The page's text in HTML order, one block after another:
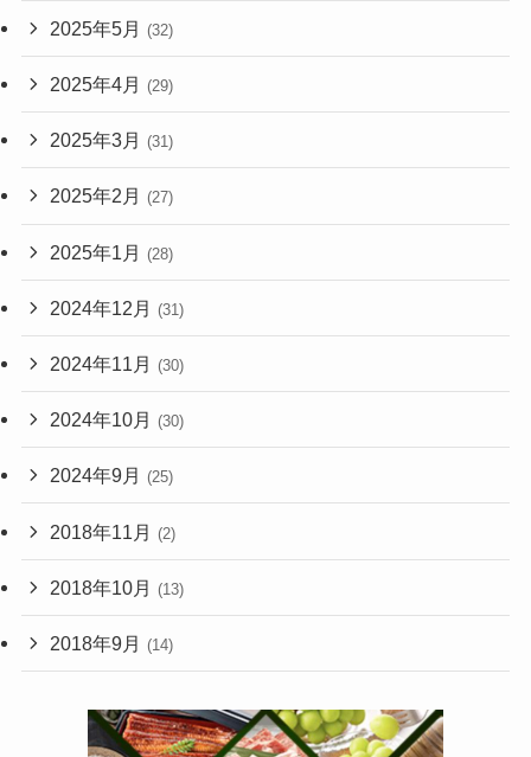
2025年5月 (32)
2025年4月 (29)
2025年3月 (31)
2025年2月 (27)
2025年1月 (28)
2024年12月 (31)
2024年11月 (30)
2024年10月 (30)
2024年9月 (25)
2018年11月 (2)
2018年10月 (13)
2018年9月 (14)